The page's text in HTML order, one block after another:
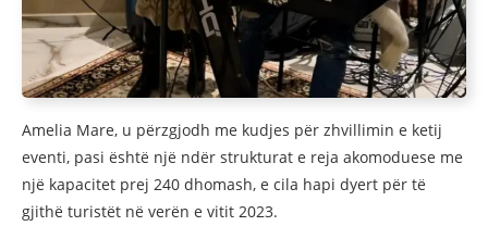
Amelia Mare, u përzgjodh me kudjes për zhvillimin e ketij
eventi, pasi është një ndër strukturat e reja akomoduese me
një kapacitet prej 240 dhomash, e cila hapi dyert për të
gjithë turistët në verën e vitit 2023.